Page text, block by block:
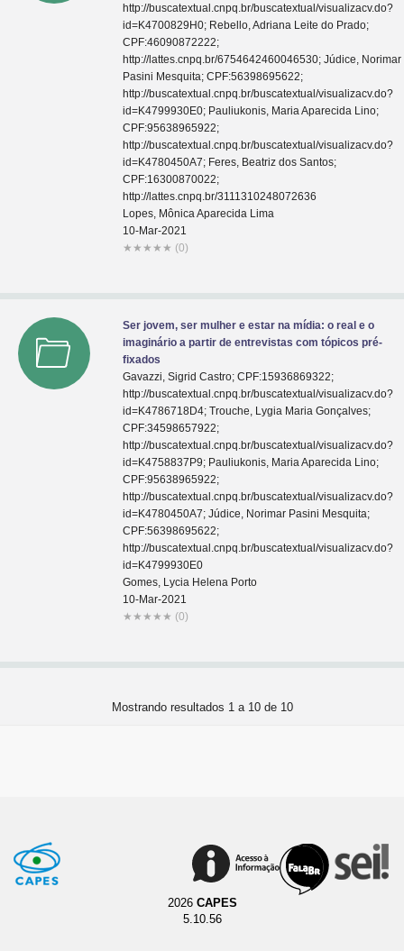
http://buscatextual.cnpq.br/buscatextual/visualizacv.do?
id=K4700829H0; Rebello, Adriana Leite do Prado;
CPF:46090872222;
http://lattes.cnpq.br/6754642460046530; Júdice, Norimar
Pasini Mesquita; CPF:56398695622;
http://buscatextual.cnpq.br/buscatextual/visualizacv.do?
id=K4799930E0; Pauliukonis, Maria Aparecida Lino;
CPF:95638965922;
http://buscatextual.cnpq.br/buscatextual/visualizacv.do?
id=K4780450A7; Feres, Beatriz dos Santos;
CPF:16300870022;
http://lattes.cnpq.br/3111310248072636
Lopes, Mônica Aparecida Lima
10-Mar-2021
★ ★ ★ ★ ★ (0)
Ser jovem, ser mulher e estar na mídia: o real e o
imaginário a partir de entrevistas com tópicos pré-
fixados
Gavazzi, Sigrid Castro; CPF:15936869322;
http://buscatextual.cnpq.br/buscatextual/visualizacv.do?
id=K4786718D4; Trouche, Lygia Maria Gonçalves;
CPF:34598657922;
http://buscatextual.cnpq.br/buscatextual/visualizacv.do?
id=K4758837P9; Pauliukonis, Maria Aparecida Lino;
CPF:95638965922;
http://buscatextual.cnpq.br/buscatextual/visualizacv.do?
id=K4780450A7; Júdice, Norimar Pasini Mesquita;
CPF:56398695622;
http://buscatextual.cnpq.br/buscatextual/visualizacv.do?
id=K4799930E0
Gomes, Lycia Helena Porto
10-Mar-2021
★ ★ ★ ★ ★ (0)
Mostrando resultados 1 a 10 de 10
2026 CAPES
5.10.56